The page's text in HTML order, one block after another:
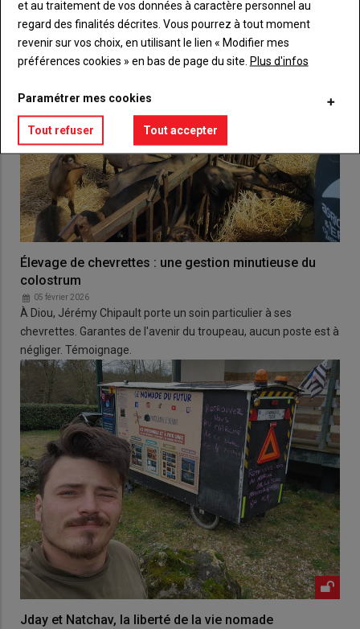
Élevage de chevrettes : une gestion minutieuse du
colostrum
05 février 2026
À Diou, Jérémy Chipault porte un soin particulier à ses
chevrettes. Garantes de l'avenir du troupeau, aucun poste est à
négliger. Témoignage.
Jday et Natchav, la liberté de la vie nomade
et au traitement de vos données à caractère personnel au
regard des finalités décrites. Vous pourrez à tout moment
revenir sur vos choix, en utilisant le lien « Modifier mes
préférences cookies » en bas de page du site. Plus d'infos
Paramétrer mes cookies
Tout refuser Tout accepter